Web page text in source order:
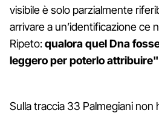
visibile è solo parzialmente
arrivare a un’identificazione ce
Ripeto:qualora quel Dna
leggero per poterlo attribuire"
Sulla traccia 33 Palmegiani non